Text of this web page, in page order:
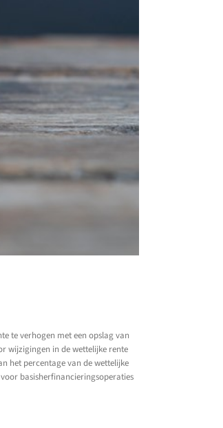
te verhogen met een opslag van
wijzigingen in de wettelijke rente
het percentage van de wettelijke
basisherfinancieringsoperaties